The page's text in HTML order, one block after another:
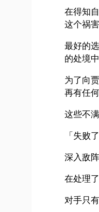
在得知
这个祸害
最好的
的处境
为了向
再有任
这些不
「失败
深入敌
在处理
对手只